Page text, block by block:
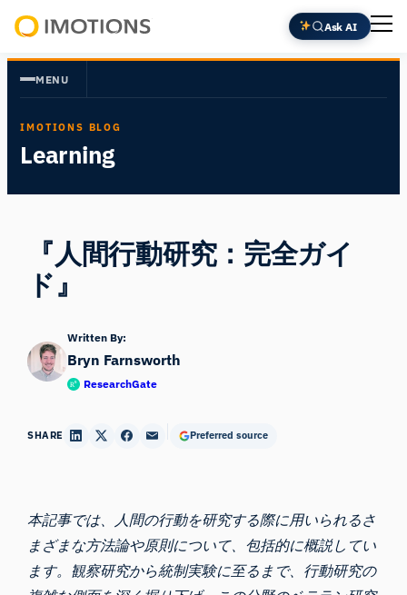
内
容
を
ス
ッ
Insight
Ask AI
MENU
IMOTIONS BLOG
Learning
『人間行動研究：完全ガイ
ド』
Written By:
Bryn Farnsworth
ResearchGate
SHARE Preferred source
本記事では、 人間の行動を研究する際に用いられるさ
まざまな方法論や原則について、包括的に概説してい
ます。観察研究から統制実験に至るまで、行動研究の